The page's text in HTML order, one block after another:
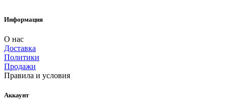
Информация
О нас
Доставка
Политики
Продажи
Правила и условия
Аккаунт